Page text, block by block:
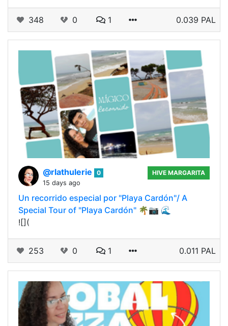
348 0 1 0.039 PAL
@rlathulerie
0
15 days ago
HIVE MARGARITA
Un recorrido especial por "Playa Cardón"/ A
Special Tour of "Playa Cardón" 🌴📷 🌊
![](
253 0 1 0.011 PAL